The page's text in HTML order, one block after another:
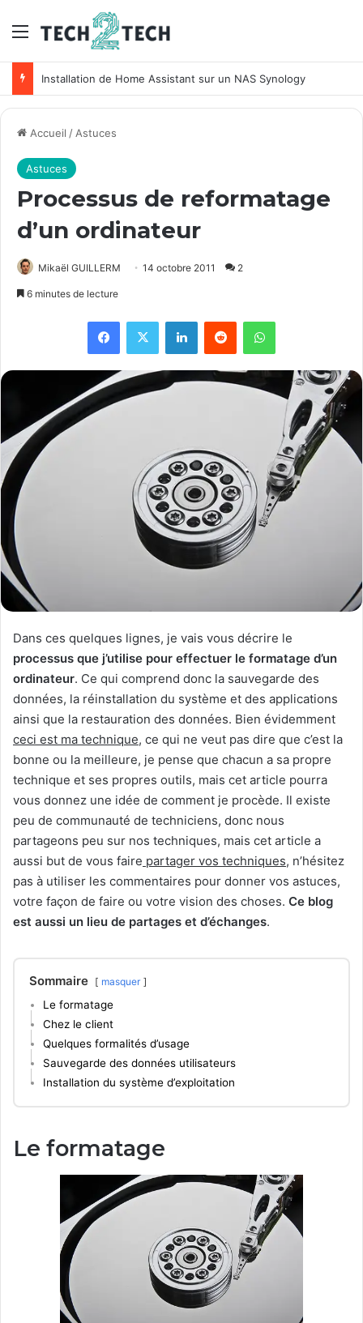
Menu
Installation de Home Assistant sur un NAS Synology
Accueil /Astuces
Astuces
Processus de reformatage
d’un ordinateur
Mikaël GUILLERM 14 octobre 2011 2
6 minutes de lecture
Dans ces quelques lignes, je vais vous décrire le
processus que j’utilise pour effectuer le formatage d’un
ordinateur. Ce qui comprend donc la sauvegarde des
données, la réinstallation du système et des applications
ainsi que la restauration des données. Bien évidemment
ceci est ma technique, ce qui ne veut pas dire que c’est la
bonne ou la meilleure, je pense que chacun a sa propre
technique et ses propres outils, mais cet article pourra
vous donnez une idée de comment je procède. Il existe
peu de communauté de techniciens, donc nous
partageons peu sur nos techniques, mais cet article a
aussi but de vous faire partager vos techniques, n’hésitez
pas à utiliser les commentaires pour donner vos astuces,
votre façon de faire ou votre vision des choses. Ce blog
est aussi un lieu de partages et d’échanges.
Sommaire masquer
Le formatage
Chez le client
Quelques formalités d’usage
Sauvegarde des données utilisateurs
Installation du système d’exploitation
Le formatage